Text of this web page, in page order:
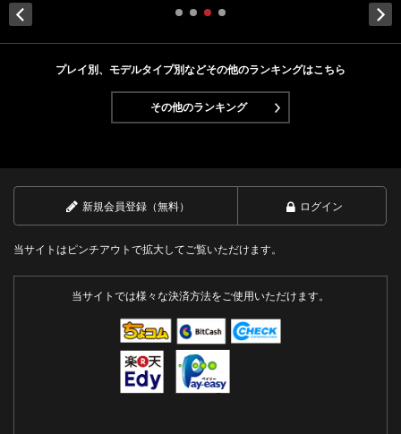
プレイ別、モデルタイプ別などその他のランキングはこちら
その他のランキング
新規会員登録（無料） ログイン
当サイトはピンチアウトで拡大してご覧いただけます。
当サイトでは様々な決済方法をご使用いただけます。